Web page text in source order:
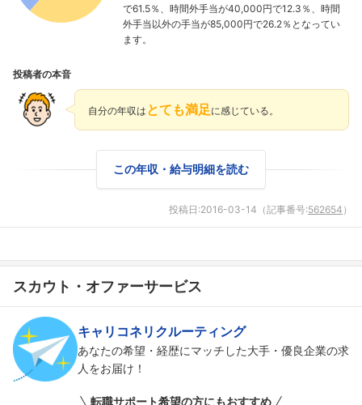
で61.5％、時間外手当が40,000円で12.3％、時間
外手当以外の手当が85,000円で26.2％となってい
ます。
投稿者の本音
自分の年収は とても満足 に感じている。
この年収・給与明細を読む
投稿日:2016-03-14 （記事番号:562654 ）
スカウト・オファーサービス
キャリコネリクルーティング
あなたの希望・経歴にマッチした大手・優良企業の求
人をお届け！
転職サポート希望の方にもおすすめ